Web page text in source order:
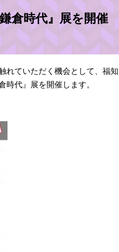
倉時代』展を開催
れていただく機会として、福知
時代』展を開催します。